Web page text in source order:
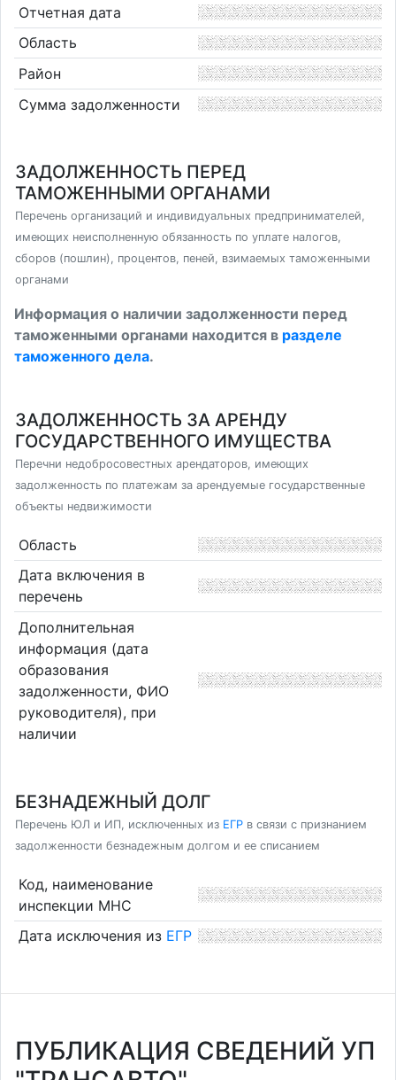
Отчетная дата
Область
Район
Сумма задолженности
ЗАДОЛЖЕННОСТЬ ПЕРЕД
ТАМОЖЕННЫМИ ОРГАНАМИ
Перечень организаций и индивидуальных предпринимателей,
имеющих неисполненную обязанность по уплате налогов,
сборов (пошлин), процентов, пеней, взимаемых таможенными
органами
Информация о наличии задолженности перед
таможенными органами находится в разделе
таможенного дела.
ЗАДОЛЖЕННОСТЬ ЗА АРЕНДУ
ГОСУДАРСТВЕННОГО ИМУЩЕСТВА
Перечни недобросовестных арендаторов, имеющих
задолженность по платежам за арендуемые государственные
объекты недвижимости
Область
Дата включения в
перечень
Дополнительная
информация (дата
образования
задолженности, ФИО
руководителя), при
наличии
БЕЗНАДЕЖНЫЙ ДОЛГ
Перечень ЮЛ и ИП, исключенных из ЕГР в связи с признанием
задолженности безнадежным долгом и ее списанием
Код, наименование
инспекции МНС
Дата исключения из ЕГР
ПУБЛИКАЦИЯ СВЕДЕНИЙ УП